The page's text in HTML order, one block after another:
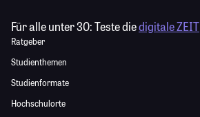
Für alle unter 30:Teste diedigitale ZEIT
Ratgeber
Studienthemen
Studienformate
Hochschulorte